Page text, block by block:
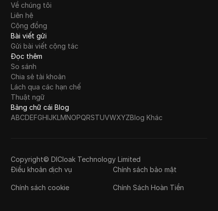
Về chúng tôi
Liên hệ
Cộng đồng
Bài viết gửi
Gửi bài viết cộng tác
Đọc thêm
So sánh
Chia sẻ tài khoản
Lách qua các hạn chế
Thuật ngữ
Bảng chữ cái Blog
ABCDEFGHIJKLMNOPQRSTUVWXYZBlog Khác
Copyright© DICloak Technology Limited
Điều khoản dịch vụ
Chính sách bảo mật
Chính sách cookie Chính Sách Hoàn Tiền